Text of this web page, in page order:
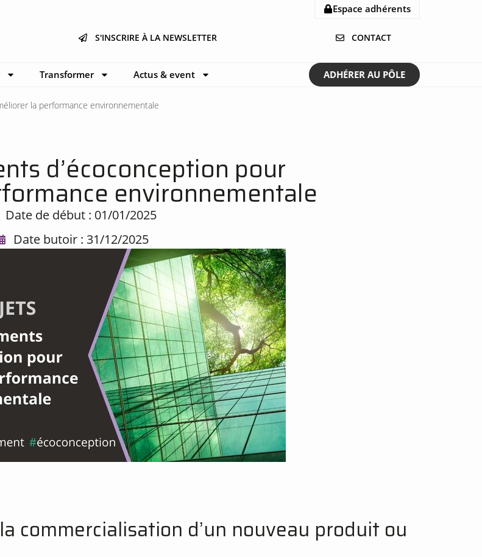
Espace adhérents
S'INSCRIRE À LA NEWSLETTER CONTACT
Transformer Actus & event ADHÉRER AU PÔLE
la performance environnementale
d’écoconception pour
environnementale
Date de début : 01/01/2025
Date butoir : 31/12/2025
commercialisation d’un nouveau produit ou